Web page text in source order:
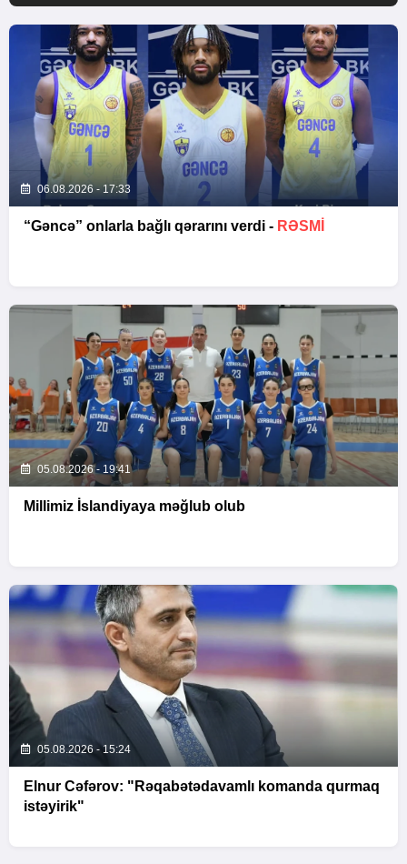
06.08.2026 - 17:33
“Gəncə” onlarla bağlı qərarını verdi - RƏSMİ
05.08.2026 - 19:41
Millimiz İslandiyaya məğlub olub
05.08.2026 - 15:24
Elnur Cəfərov: "Rəqabətədavamlı komanda qurmaq
istəyirik"